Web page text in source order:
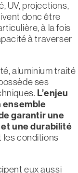
UV, projections,
donc être
à la fois
à traverser
aluminium traité
ses
L’enjeu
ensemble
garantir une
une durabilité
les conditions
eux aussi